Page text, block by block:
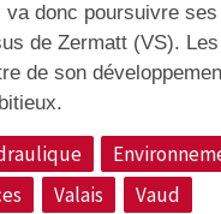
donc poursuivre
de Zermatt (VS).
de son
Valais Vaud